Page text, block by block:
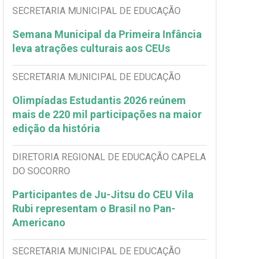
SECRETARIA MUNICIPAL DE EDUCAÇÃO
Semana Municipal da Primeira Infância
leva atrações culturais aos CEUs
SECRETARIA MUNICIPAL DE EDUCAÇÃO
Olimpíadas Estudantis 2026 reúnem
mais de 220 mil participações na maior
edição da história
DIRETORIA REGIONAL DE EDUCAÇÃO CAPELA
DO SOCORRO
Participantes de Ju-Jitsu do CEU Vila
Rubi representam o Brasil no Pan-
Americano
SECRETARIA MUNICIPAL DE EDUCAÇÃO